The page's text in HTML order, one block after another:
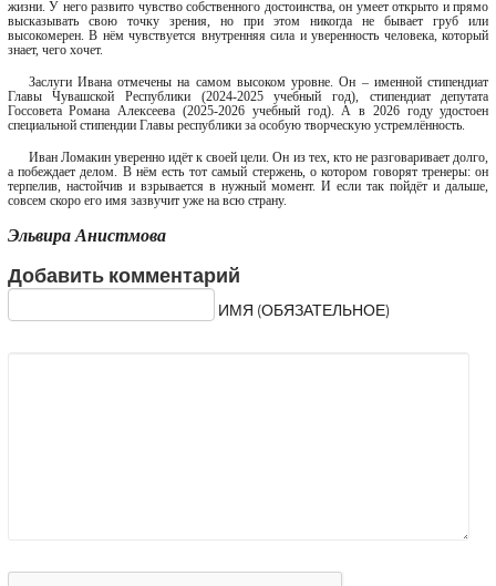
жизни. У него развито чувство собственного достоинства, он умеет открыто и прямо
высказывать свою точку зрения, но при этом никогда не бывает груб или
высокомерен. В нём чувствуется внутренняя сила и уверенность человека, который
знает, чего хочет.
Заслуги Ивана отмечены на самом высоком уровне. Он – именной стипендиат
Главы Чувашской Республики (2024-2025 учебный год), стипендиат депутата
Госсовета Романа Алексеева (2025-2026 учебный год). А в 2026 году удостоен
специальной стипендии Главы республики за особую творческую устремлённость.
Иван Ломакин уверенно идёт к своей цели. Он из тех, кто не разговаривает долго,
а побеждает делом. В нём есть тот самый стержень, о котором говорят тренеры: он
терпелив, настойчив и взрывается в нужный момент. И если так пойдёт и дальше,
совсем скоро его имя зазвучит уже на всю страну.
Эльвира Анистмова
Добавить комментарий
ИМЯ (ОБЯЗАТЕЛЬНОЕ)